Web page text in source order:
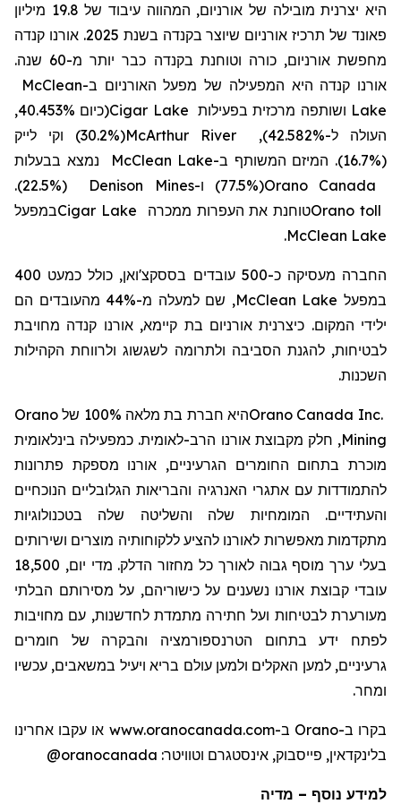
היא יצרנית מובילה של אורניום, המהווה עיבוד של 19.8 מיליון
פאונד של תרכיז אורניום שיוצר בקנדה בשנת 2025. אורנו קנדה
מחפשת אורניום,כורה וטוחנת
בקנדה כבר יותר מ-60 שנה.
אורנו קנדה היא המפעילה של מפעל האורניום ב-McClean
Lake ושותפה מרכזית בפעילות Cigar Lake
(כיום 40.453%,
העולה ל-42.582%),
McArthur River
(30.2%) וקי לייק
(16.7%). המיזם המשותף
ב-McClean Lake
נמצא בבעלות
Orano Canada
(77.5%) ו-Denison Mines
(22.5%).
Orano tollטוחנת את העפרות ממכרה Cigar Lakeבמפעל
McClean Lake
.
החברה מעסיקה כ-500 עובדים בססקצ'ואן, כולל כמעט 400
במפעל McClean Lake, שם למעלה מ-44% מהעובדים הם
ילידי המקום. כיצרנית אורניום בת קיימא, אורנו קנדה מחויבת
לבטיחות, להגנת הסביבה ולתרומה לשגשוג ולרווחת הקהילות
השכנות.
Orano Canada Inc.היא חברת בת מלאה
Orano
Mining, חלק מקבוצת אורנו הרב-לאומית. כמפעילה בינלאומית
מוכרת בתחום החומרים הגרעיניים, אורנו מספקת פתרונות
להתמודדות עם אתגרי האנרגיה והבריאות הגלובליים הנוכחיים
והעתידיים. המומחיות שלה והשליטה שלה בטכנולוגיות
מתקדמות מאפשרות לאורנו להציע ללקוחותיה מוצרים ושירותים
בעלי ערך מוסף גבוה לאורך כל מחזור הדלק. מדי יום, 18,500
עובדי קבוצת אורנו נשענים על כישוריהם, על מסירותם הבלתי
מעורערת לבטיחות ועל חתירה מתמדת לחדשנות, עם מחויבות
לפתח ידע בתחום הטרנספורמציה והבקרה של חומרים
גרעיניים, למען האקלים ולמען עולם בריא ויעיל במשאבים, עכשיו
ומחר.
בקרו ב-Orano ב-www.oranocanada.com או עקבו אחרינו
בלינקדאין, פייסבוק, אינסטגרם וטוויטר: @oranocanada
למידע נוסף – מדיה